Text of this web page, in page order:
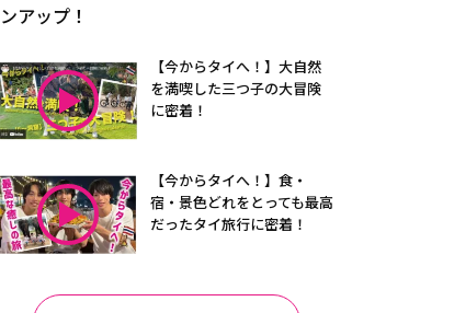
ンアップ！
【今からタイへ！】大自然
を満喫した三つ子の大冒険
に密着！
【今からタイへ！】食・
宿・景色どれをとっても最高
だったタイ旅行に密着！